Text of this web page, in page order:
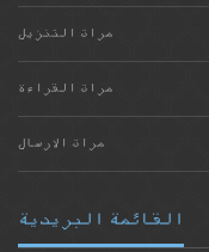
مرات التنزيل
مرات القراءة
مرات الارسال
القائمة البريدية